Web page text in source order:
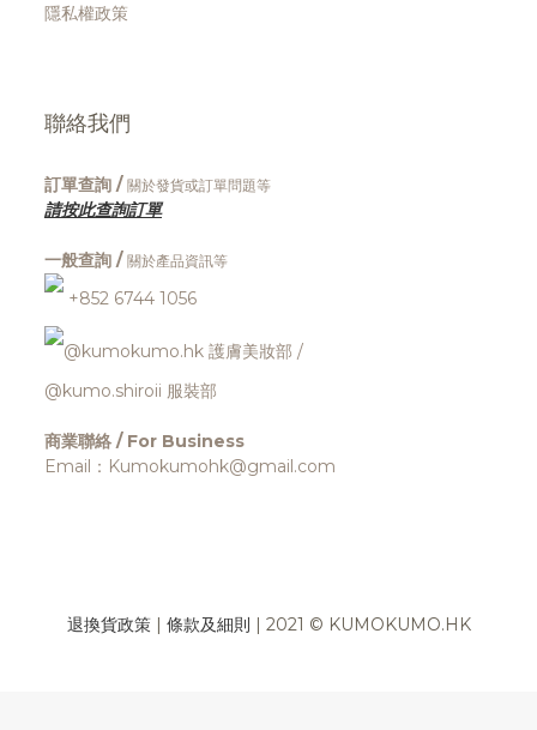
隱私權政策
聯絡我們
訂單查詢 / 關於發貨或訂單問題等
請按此查詢訂單
一般查詢 / 關於產品資訊等
+852 6744 1056
@kumokumo.hk 護膚美妝部 /
@kumo.shiroii 服裝部
商業聯絡 / For Business
Email：Kumokumohk@gmail.com
退換貨政策| 條款及細則 | 2021 © KUMOKUMO.HK